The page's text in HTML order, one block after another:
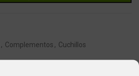
, Complementos , Cuchillos